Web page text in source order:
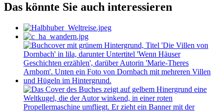
Das könnte Sie auch interessieren